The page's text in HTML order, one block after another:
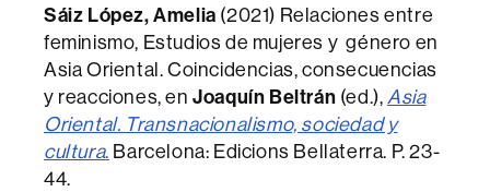
Sáiz López, Amelia (2021) Relaciones entre
feminismo, Estudios de mujeres y género en
Asia Oriental. Coincidencias, consecuencias
y reacciones, enJoaquín Beltrán (ed.), Asia
Oriental. Transnacionalismo, sociedad y
cultura. Barcelona: Edicions Bellaterra. P. 23-
44.